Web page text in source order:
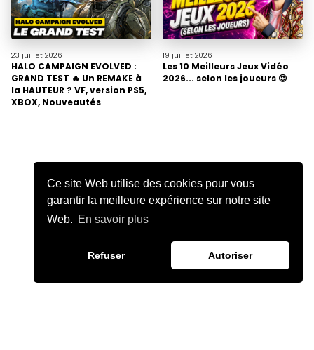
Ce site Web utilise des cookies pour vous
garantir la meilleure expérience sur notre site
Web. En savoir plus
Refuser Autoriser
23 juillet 2026
HALO CAMPAIGN EVOLVED :
GRAND TEST 🔥 Un REMAKE à
la HAUTEUR ? VF, version PS5,
XBOX, Nouveautés
19 juillet 2026
Les 10 Meilleurs Jeux Vidéo
2026... selon les joueurs 😍